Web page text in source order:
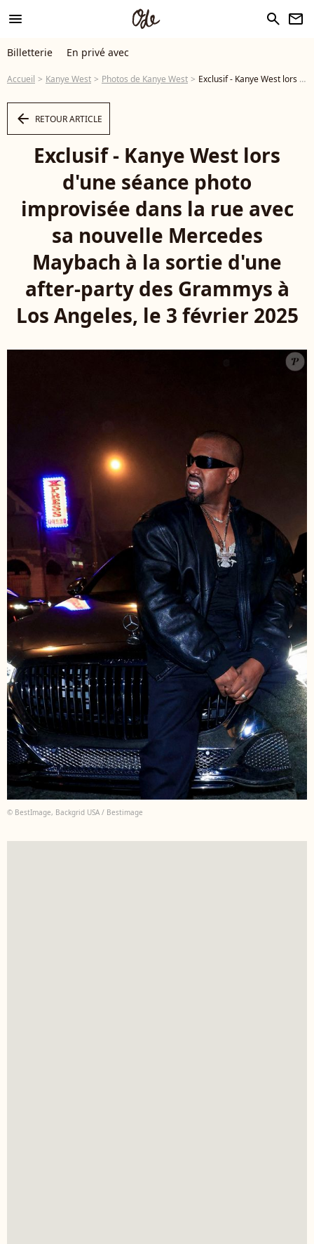
menu search newsletter
Billetterie En privé avec
Accueil Kanye West Photos de Kanye West Exclusif - Kanye West lors d'une séance photo improvisée dans la rue avec sa nouvelle Mercedes Maybach à la sortie d'une after-party des Grammys à Los Angeles, le 3 février 2025 © Backgrid USA / Bestimage - Photo
arrow_left RETOUR ARTICLE
Exclusif - Kanye West lors
d'une séance photo
improvisée dans la rue avec
sa nouvelle Mercedes
Maybach à la sortie d'une
after-party des Grammys à
Los Angeles, le 3 février 2025
© BestImage, Backgrid USA / Bestimage